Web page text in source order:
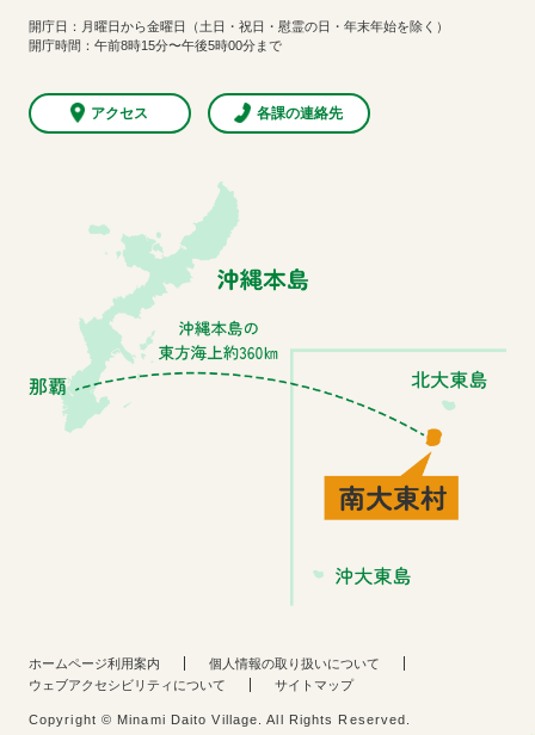
開庁日：月曜日から金曜日（土日・祝日・慰霊の日・年末年始を除く）
開庁時間：午前8時15分〜午後5時00分まで
アクセス 各課の連絡先
ホームページ利用案内
個人情報の取り扱いについて
ウェブアクセシビリティについて
サイトマップ
Copyright © Minami Daito Village. All Rights Reserved.